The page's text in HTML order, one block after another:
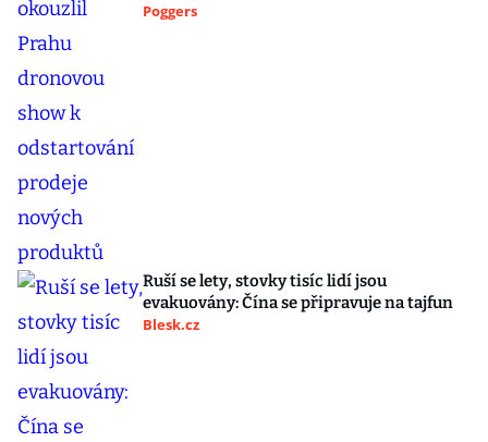
Poggers
Ruší se lety, stovky tisíc lidí jsou
evakuovány: Čína se připravuje na tajfun
Blesk.cz